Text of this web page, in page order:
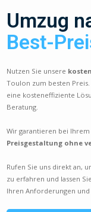
Umzug
Best-
Nutzen Sie unsere
Toulon zum besten
eine kosteneffiziente
Beratung.
Wir garantieren bei
Preisgestaltung ohne
Rufen Sie uns direkt an,
zu erfahren und lassen
Ihren Anforderungen